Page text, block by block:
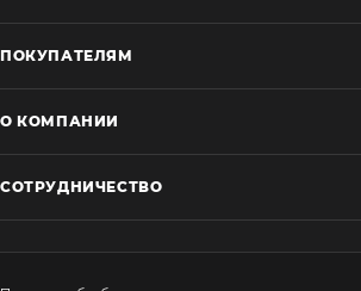
ПОКУПАТЕЛЯМ
О КОМПАНИИ
СОТРУДНИЧЕСТВО